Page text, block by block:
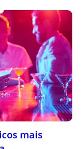
mais